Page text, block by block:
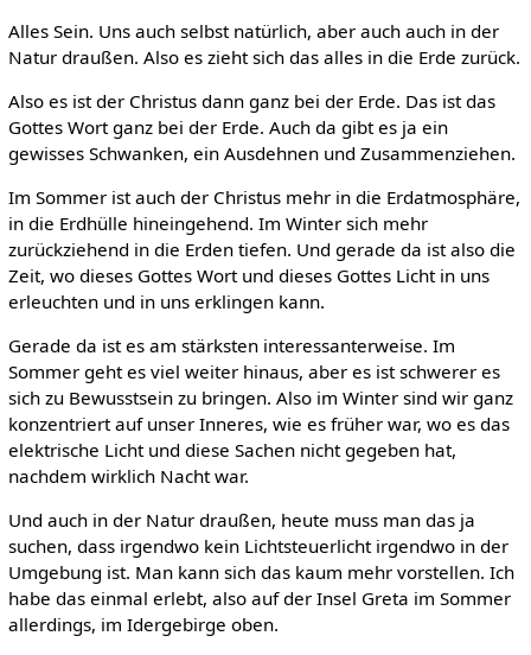
Alles Sein. Uns auch selbst natürlich, aber auch auch in der
Natur draußen. Also es zieht sich das alles in die Erde zurück.
Also es ist der Christus dann ganz bei der Erde. Das ist das
Gottes Wort ganz bei der Erde. Auch da gibt es ja ein
gewisses Schwanken, ein Ausdehnen und Zusammenziehen.
Im Sommer ist auch der Christus mehr in die Erdatmosphäre,
in die Erdhülle hineingehend. Im Winter sich mehr
zurückziehend in die Erden tiefen. Und gerade da ist also die
Zeit, wo dieses Gottes Wort und dieses Gottes Licht in uns
erleuchten und in uns erklingen kann.
Gerade da ist es am stärksten interessanterweise. Im
Sommer geht es viel weiter hinaus, aber es ist schwerer es
sich zu Bewusstsein zu bringen. Also im Winter sind wir ganz
konzentriert auf unser Inneres, wie es früher war, wo es das
elektrische Licht und diese Sachen nicht gegeben hat,
nachdem wirklich Nacht war.
Und auch in der Natur draußen, heute muss man das ja
suchen, dass irgendwo kein Lichtsteuerlicht irgendwo in der
Umgebung ist. Man kann sich das kaum mehr vorstellen. Ich
habe das einmal erlebt, also auf der Insel Greta im Sommer
allerdings, im Idergebirge oben.